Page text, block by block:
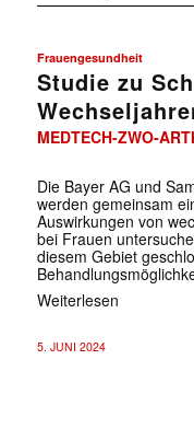
Frauengesundheit
Studie zu
MEDTECH-ZWO-
Die Bayer AG und
werden gemeinsam
Auswirkungen von
bei Frauen
diesem Gebiet
Weiterlesen
5. JUNI 2024